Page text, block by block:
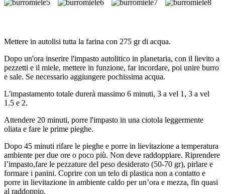
Mettere in autolisi tutta la farina con 275 gr di acqua.
Dopo un'ora inserire l'impasto autolitico in planetaria, con il lievito a
pezzetti e il miele, mettere in funzione, far incordare, poi unire burro
e sale. Se necessario aggiungere pochissima acqua.
L'impastamento totale durerà massimo 6 minuti, 3 a vel 1, 3 a vel
1.5 e 2.
Attendere 20 minuti, porre l'impasto in una ciotola leggermente
oliata e fare le prime pieghe.
Dopo 45 minuti rifare le pieghe e porre in lievitazione a temperatura
ambiente per due ore o poco più. Non deve raddoppiare. Riprendere
l’impasto,fare le pezzature del peso desiderato (50-70 gr), pirlare e
formare i panini. Coprire con un telo di plastica non a contatto e
porre in lievitazione in ambiente caldo per un’ora e mezza, fin quasi
al raddoppio.